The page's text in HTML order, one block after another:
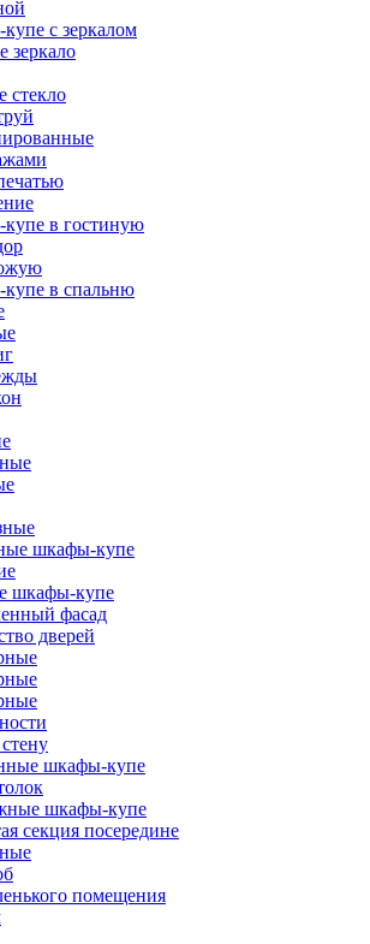
с зеркалом
зеркало
стекло
в гостиную
в спальню
шкафы-купе
шкафы-купе
фасад
дверей
шкафы-купе
шкафы-купе
секция посередине
помещения